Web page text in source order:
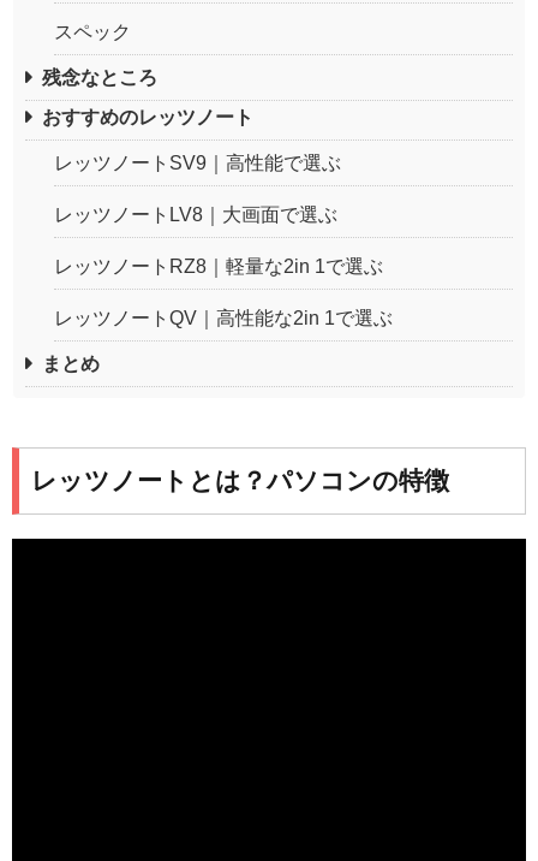
スペック
残念なところ
おすすめのレッツノート
レッツノートSV9｜高性能で選ぶ
レッツノートLV8｜大画面で選ぶ
レッツノートRZ8｜軽量な2in 1で選ぶ
レッツノートQV｜高性能な2in 1で選ぶ
まとめ
レッツノートとは？パソコンの特徴